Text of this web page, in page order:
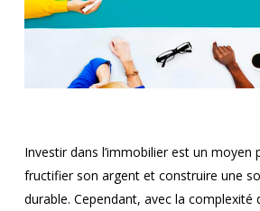
Investir dans l’immobilier est un moyen
fructifier son argent et construire une
durable. Cependant, avec la complexité